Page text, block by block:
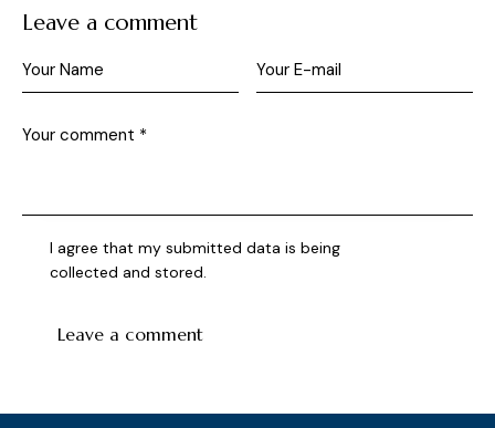
Leave a comment
I agree that my submitted data is being
collected and stored